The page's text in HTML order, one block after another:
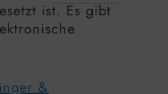
ist. Es gibt
&